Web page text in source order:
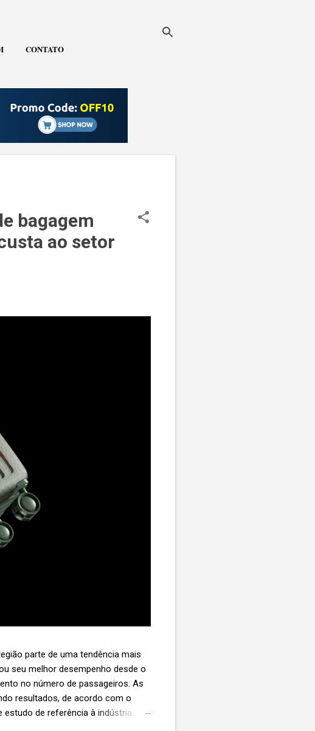
CONTATO
bagagem
ao setor
parte de uma tendência mais
seu melhor desempenho desde o
no número de passageiros. As
resultados, de acordo com o
estudo de referência à indústria. (©